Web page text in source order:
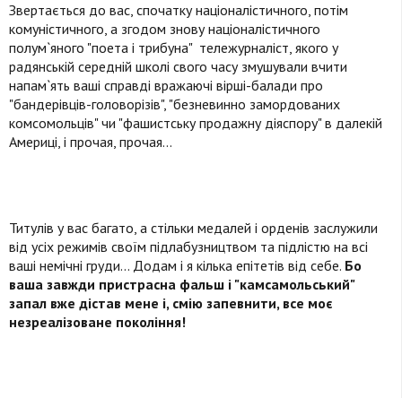
Звертається до вас, спочатку націоналістичного, потім
комуністичного, а згодом знову націоналістичного
полум`яного "поета і трибуна" тележурналіст, якого у
радянській середній школі свого часу змушували вчити
напам`ять ваші справді вражаючі вірші-балади про
"бандерівців-головорізів", "безневинно замордованих
комсомольців" чи "фашистську продажну діяспору" в далекій
Америці, і прочая, прочая...
Титулів у вас багато, а стільки медалей і орденів заслужили
від усіх режимів своїм підлабузництвом та підлістю на всі
ваші немічні груди... Додам і я кілька епітетів від себе. Бо
ваша завжди пристрасна фальш і "камсамольський"
запал вже дістав мене і, смію запевнити, все моє
незреалізоване покоління!